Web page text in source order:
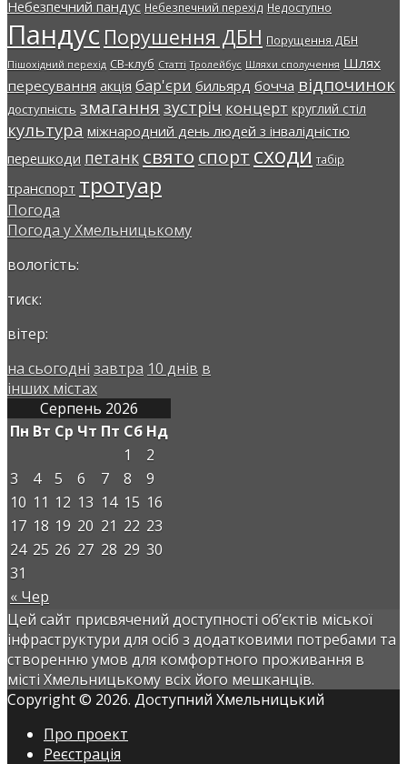
Небезпечний пандус Небезпечний перехід Недоступно
Пандус Порушення ДБН Порущення ДБН
Пішохідний перехід СВ-клуб Статті Тролейбус Шляхи сполучення Шлях
пересування акція бар'єри бильярд бочча відпочинок
доступність змагання зустріч концерт круглий стіл
культура міжнародний день людей з інвалідністю
перешкоди петанк свято спорт сходи табір
транспорт тротуар
Погода
Погода уХмельницькому
вологість:
тиск:
вітер:
на сьогодні завтра 10 днів в
інших містах
Серпень 2026
Пн Вт Ср Чт Пт Сб Нд
« Чер
1
2
3
4 5 6 7 8
9
10 11 12 13 14 15 16
17 18 19 20 21 22 23
24 25 26 27 28 29 30
31
Цей сайт присвячений доступності об’єктів міської
інфраструктури для осіб з додатковими потребами та
створенню умов для комфортного проживання в
місті Хмельницькому всіх його мешканців.
Copyright © 2026. Доступний Хмельницький
Про проект
Реєстрація